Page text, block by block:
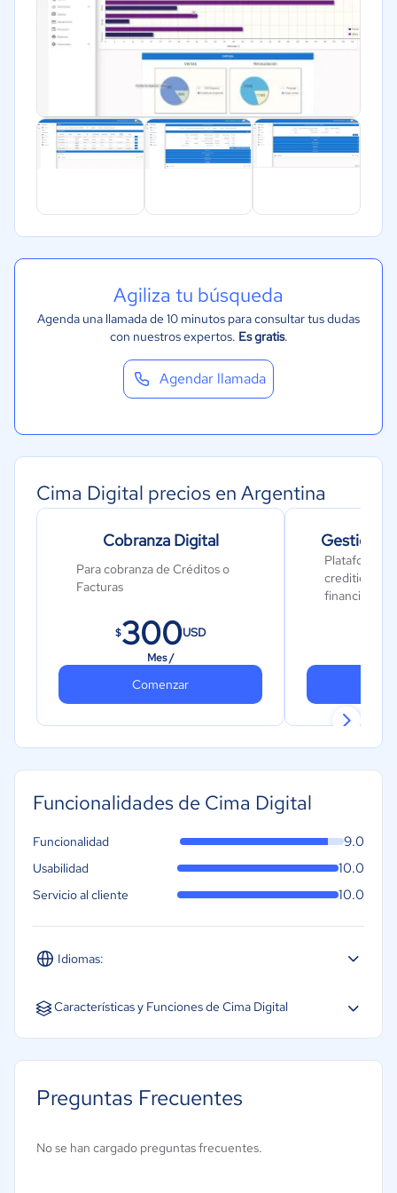
Agiliza tu búsqueda
Agenda una llamada de 10 minutos para consultar tus dudas
con nuestros expertos. Es gratis.
Agendar llamada
Cima Digital precios en Argentina
Cobranza Digital
Para cobranza de Créditos o
Facturas
$300USD
Mes /
Comenzar
Gestión
Plataforma
crediticio
financieras
Funcionalidades de Cima Digital
Idiomas:
Español
Funcionalidad 9.0
Usabilidad 10.0
Servicio al cliente 10.0
Características y Funciones de Cima Digital
Gestión de clientes
Preguntas Frecuentes
No se han cargado preguntas frecuentes.